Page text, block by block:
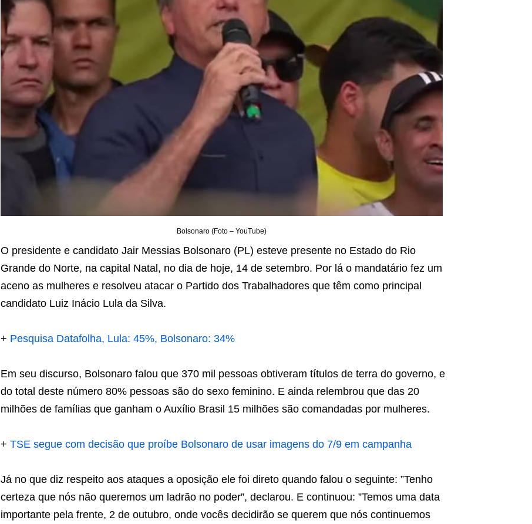
Bolsonaro (Foto – YouTube)
O presidente e candidato Jair Messias Bolsonaro (PL) esteve presente no Estado do Rio
Grande do Norte, na capital Natal, no dia de hoje, 14 de setembro. Por lá o mandatário fez um
aceno as mulheres e resolveu atacar o Partido dos Trabalhadores que têm como principal
candidato Luiz Inácio Lula da Silva.
+ Pesquisa Datafolha, Lula: 45%, Bolsonaro: 34%
Em seu discurso, Bolsonaro falou que 370 mil pessoas obtiveram títulos de terra do governo, e
do total deste número 80% pessoas são do sexo feminino. E ainda relembrou que das 20
milhões de famílias que ganham o Auxílio Brasil 15 milhões são comandadas por mulheres.
+ TSE segue com decisão que proíbe Bolsonaro de usar imagens do 7/9 em campanha
Já no que diz respeito aos ataques a oposição ele foi direto quando falou o seguinte: ”Tenho
certeza que nós não queremos um ladrão no poder”, declarou. E continuou: ”Temos uma data
importante pela frente, 2 de outubro, onde vocês decidirão se querem que nós continuemos